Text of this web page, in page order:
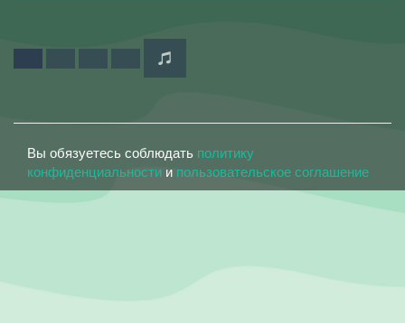
Вы обязуетесь соблюдать политику
конфиденциальности и пользовательское соглашение